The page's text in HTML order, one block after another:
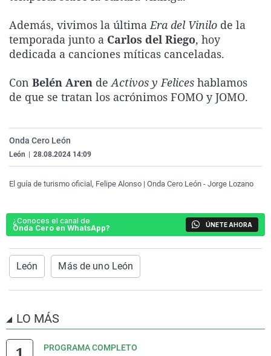
Gente viajera
Como el perro y el
Retornados
Equipo de
Galicia
La Rioja
País Vasco
Televisión
Elecciones
Además, vivimos la últimaEra del Vinilo de la
temporada junto a Carlos del Riego, hoy
dedicada a canciones míticas canceladas.
Con Belén Aren deActivos y Felices hablamos
de que se tratan los acrónimos FOMO y JOMO.
Onda Cero León
León 28.08.2024 14:09
El guía de turismo oficial, Felipe Alonso | Onda Cero León - Jorge Lozano
¿Conoces el canal de
Onda Cero en WhatsApp?
ÚNETE AHORA
León Más de uno León
LO MÁS
PROGRAMA COMPLETO